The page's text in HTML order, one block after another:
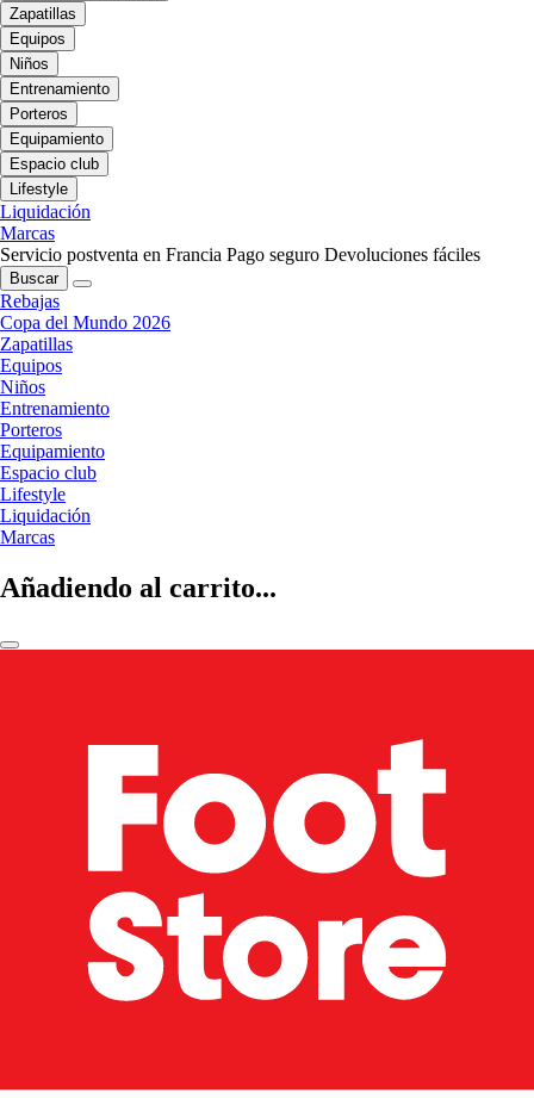
Zapatillas
Equipos
Niños
Entrenamiento
Porteros
Equipamiento
Espacio club
Lifestyle
Liquidación
Marcas
Servicio postventa en Francia Pago seguro Devoluciones fáciles
Buscar
Rebajas
Copa del Mundo 2026
Zapatillas
Equipos
Niños
Entrenamiento
Porteros
Equipamiento
Espacio club
Lifestyle
Liquidación
Marcas
Añadiendo al carrito...